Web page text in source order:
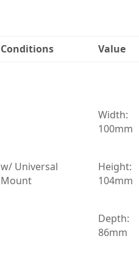
Conditions Value
w/ Universal
Mount
Width:
100mm
Height:
104mm
Depth:
86mm